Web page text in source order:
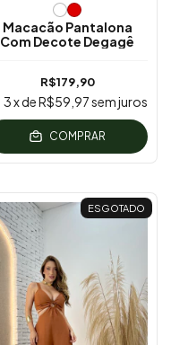
Macacão Pantalona
Com Decote Degagê
R$179,90
3x deR$59,97sem juros
COMPRAR
ESGOTADO